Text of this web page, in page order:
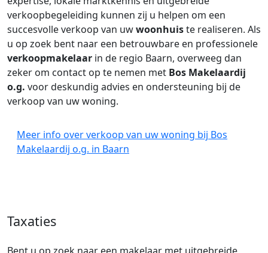
verkoopbegeleiding kunnen zij u helpen om een
succesvolle verkoop van uwwoonhuiste realiseren. Als
u op zoek bent naar een betrouwbare en professionele
verkoopmakelaar in de regio Baarn, overweeg dan
zeker om contact op te nemen met Bos Makelaardij
o.g. voor deskundig advies en ondersteuning bij de
verkoop van uw woning.
Meer info over verkoop van uw woning bij Bos
Makelaardij o.g. in Baarn
Taxaties